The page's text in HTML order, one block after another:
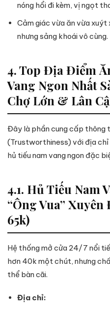
nóng hổi đi kèm, vị ngọt
Cảm giác vừa ăn vừa
nhưng sảng khoái vô cùng.
4. Top Địa Điểm
Vang Ngon Nhất
Chợ Lớn & Lân
Đây là phần cung cấp thông
(Trustworthiness) với địa chỉ
hủ tiếu nam vang ngon đặc
4.1. Hủ Tiếu Nam
“Ông Vua” Xuyên
65k)
Hệ thống mở cửa 24/7 nổi
hơn 40k một chút, nhưng
thể bàn cãi.
Địa chỉ: